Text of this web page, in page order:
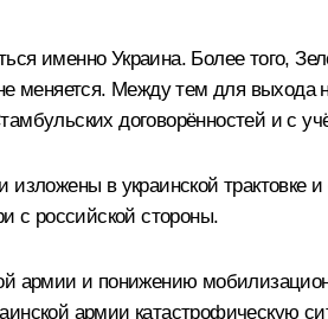
именно Украина. Более того,
меняется. Между тем для выхода
договорённостей и с
изложены в украинской
с российской стороны.
и понижению
армии катастрофическую